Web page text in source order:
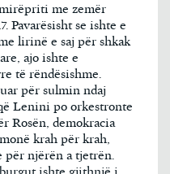
me zemër
Pavarësisht se ishte e
lirinë e saj për shkak
ajo ishte e
të rëndësishme.
për sulmin ndaj
Lenini po orkestronte
Rosën, demokracia
krah për krah,
për njërën a tjetrën.